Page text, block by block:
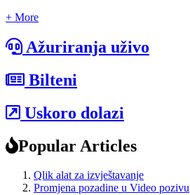
+ More
Ažuriranja uživo
Bilteni
Uskoro dolazi
Popular Articles
Qlik alat za izvještavanje
Promjena pozadine u Video pozivu